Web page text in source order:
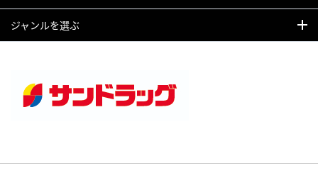
ジャンルを選ぶ